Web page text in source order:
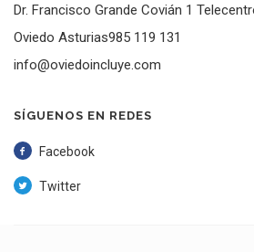
Dr. Francisco Grande Covián 1
Oviedo Asturias985 119 131
info@oviedoincluye.com
SÍGUENOS EN REDES
Facebook
Twitter